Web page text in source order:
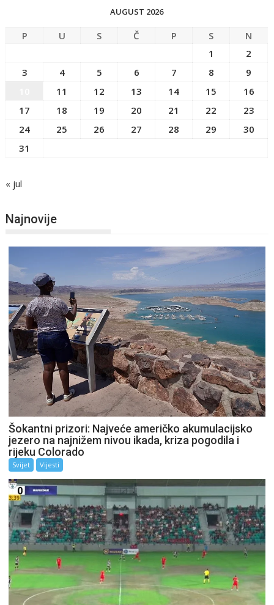
AUGUST 2026
P U S Č P S
N
1
2
3
4 5 6 7 8
9
11 12 13 14 15
16
17
18 19 20 21 22
23
24
25 26 27 28 29
30
31
« jul
Najnovije
Šokantni prizori: Najveće američko akumulacijsko
jezero na najnižem nivou ikada, kriza pogodila i
rijeku Colorado
Svijet Vijesti